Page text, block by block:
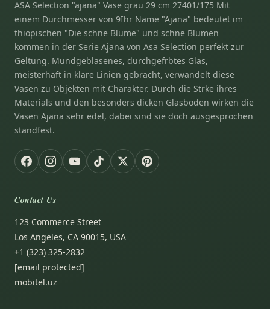
ASA Selection "ajana" Vase grau 29 cm 27401/175 Mit
einem Durchmesser von 9Ihr Name "Ajana" bedeutet im
thiopischen "Die schne Blume" und schne Blumen
kommen in der Serie Ajana von Asa Selection perfekt zur
Geltung. Mundgeblasenes, durchgefrbtes Glas,
meisterhaft in klare Linien gebracht, verwandelt diese
Vasen zu Objekten mit Charakter. Durch die Strke ihres
Materials und den besonders dicken Glasboden wirken die
Vasen Ajana sehr edel, dabei sind sie doch ausgesprochen
standfest.
Contact Us
123 Commerce Street
Los Angeles, CA 90015, USA
+1 (323) 325-2832
[email protected]
mobitel.uz